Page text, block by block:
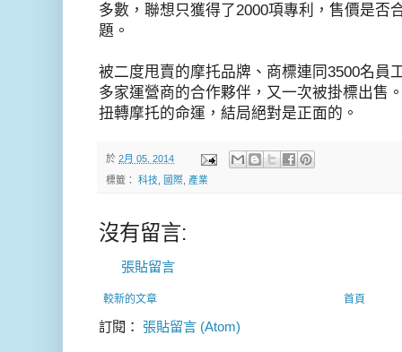
多數，聯想只獲得了2000項專利，售價是否
題。
被二度甩賣的摩托品牌、商標連同3500名員
多家運營商的合作夥伴，又一次被掛標出售
扭轉摩托的命運，結局絕對是正面的。
於 2月 05, 2014
標籤： 科技, 國際, 產業
沒有留言:
張貼留言
較新的文章 首頁
訂閱： 張貼留言 (Atom)